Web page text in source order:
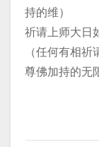
持的维）
祈请上师大日
（任何有相
尊佛加持的无